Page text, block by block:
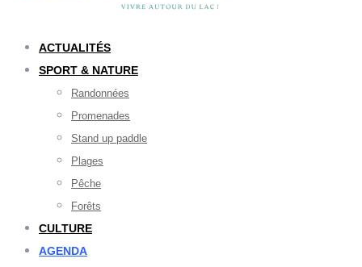
ACTUALITÉS
SPORT & NATURE
Randonnées
Promenades
Stand up paddle
Plages
Pêche
Forêts
CULTURE
AGENDA